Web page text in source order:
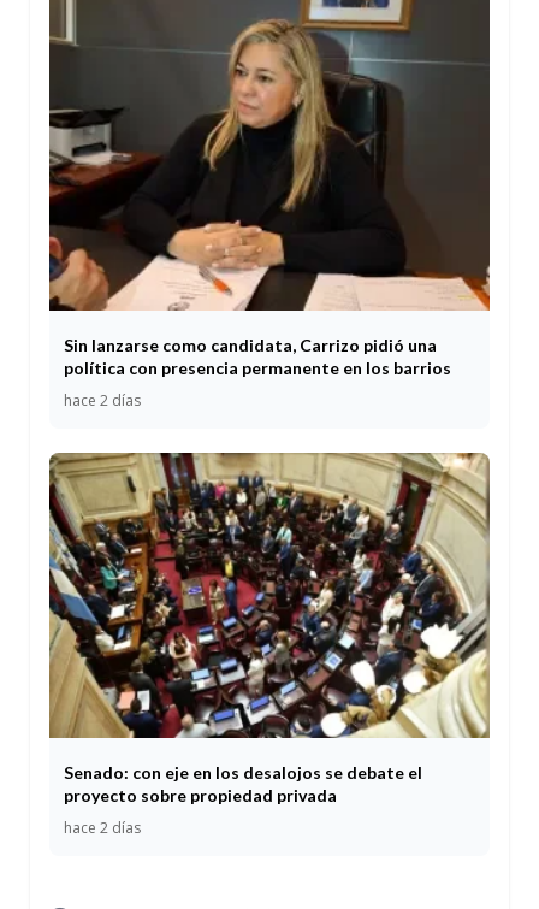
Sin lanzarse como candidata, Carrizo pidió una
política con presencia permanente en los barrios
hace 2 días
Senado: con eje en los desalojos se debate el
proyecto sobre propiedad privada
hace 2 días